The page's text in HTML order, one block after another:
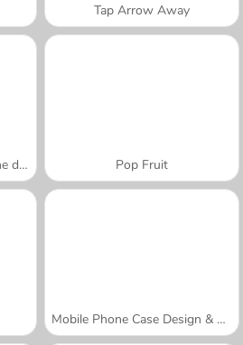
Tap Arrow Away
Tarte Tatin : École de cuisine de Sara Pop Fruit
Mobile Phone Case Design & DIY